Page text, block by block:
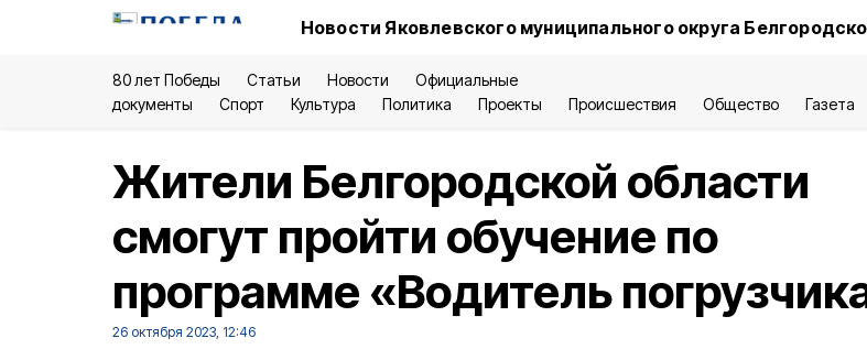
Новости Яковлевского муниципального округа
80 лет Победы Статьи Новости
Официальные
документы
Спорт Культура Политика Проекты Происшествия Общество Газета
Жители Белгородской области
смогут пройти обучение по
программе «Водитель
26 октября 2023, 12:46